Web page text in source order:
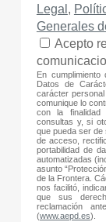
Legal ,
Generales
Acepto
En
Datos de
carácter
comunique lo
con la finalidad
consultas y, si
que pueda ser de
de acceso,
portabilidad de
automatizadas
asunto
de la Frontera.
nos facilitó,
que sus
reclamación
(www.aepd.es).